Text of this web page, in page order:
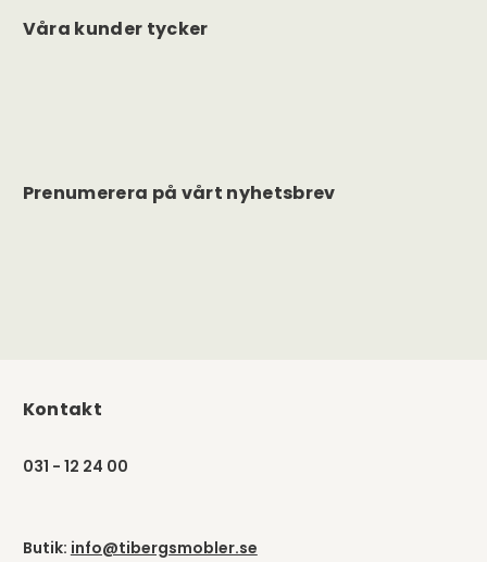
Våra kunder tycker
Prenumerera på vårt nyhetsbrev
Kontakt
031 - 12 24 00
Butik: info@tibergsmobler.se